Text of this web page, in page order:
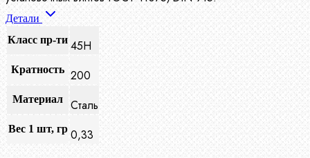
Детали
Класс пр-ти 45Н
Кратность 200
Материал Сталь
Вес 1 шт, гр 0,33